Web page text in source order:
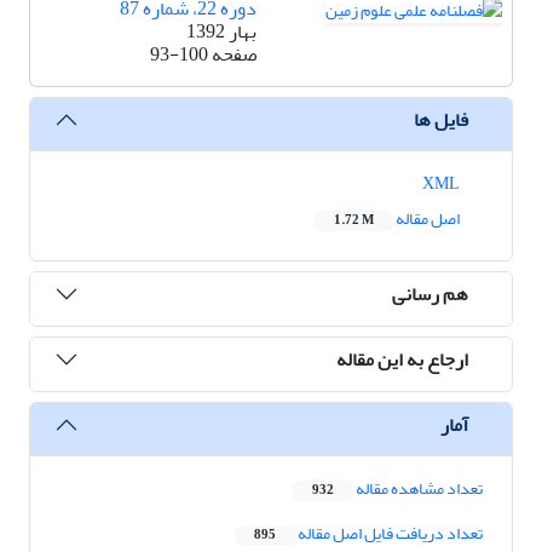
دوره 22، شماره 87
بهار 1392
صفحه93-100
فایل ها
اصل مقاله
1.72 M
هم رسانی
ارجاع به این مقاله
آمار
تعداد مشاهده مقاله 932
تعداد دریافت فایل اصل مقاله 895